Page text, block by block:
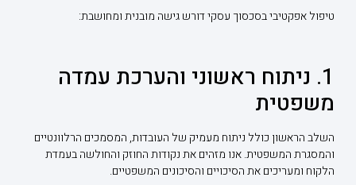
טיפול אפקטיבי בסכסוך עסקי דורש גישה מובנית ומחושבת:
1. ניתוח ראשוני והערכת עמדה
משפטית
השלב הראשון כולל ניתוח מעמיק של העובדות, המסמכים הרלוונטיים
והמסגרת המשפטית. אנו מזהים את נקודות החוזק והחולשה בעמדת
הלקוח ומעריכים את הסיכויים והסיכונים המשפטיים.